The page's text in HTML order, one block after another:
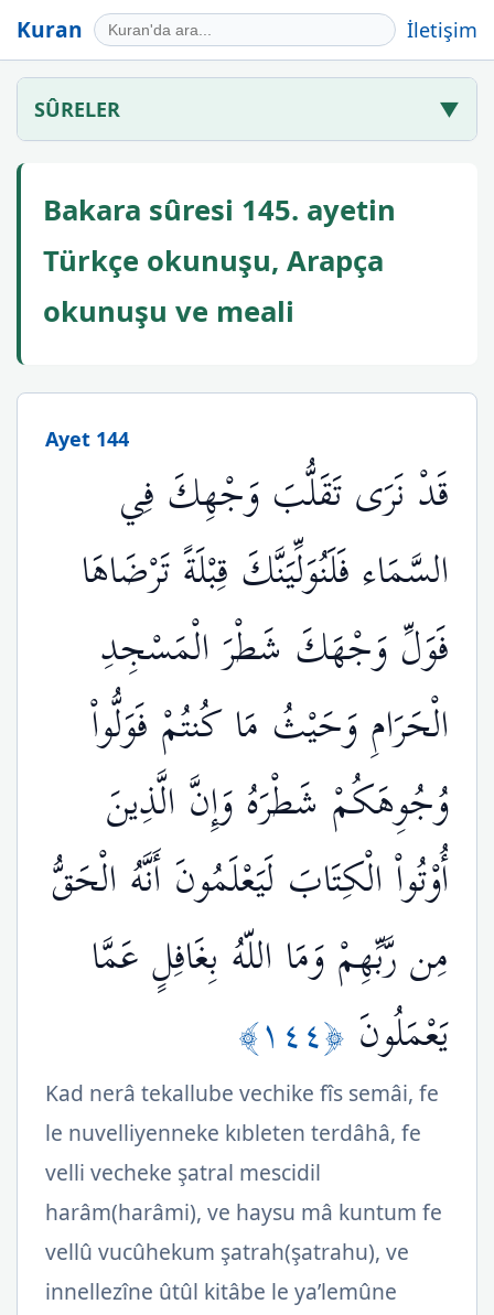
Kuran İletişim
SÛRELER ▼
Bakara sûresi 145. ayetin
Türkçe okunuşu, Arapça
okunuşu ve meali
Ayet 144
قَدْ نَرَى تَقَلُّبَ وَجْهِكَ فِي
السَّمَاء فَلَنُوَلِّيَنَّكَ قِبْلَةً تَرْضَاهَا
فَوَلِّ وَجْهَكَ شَطْرَ الْمَسْجِدِ
الْحَرَامِ وَحَيْثُ مَا كُنتُمْ فَوَلُّواْ
وُجُوِهَكُمْ شَطْرَهُ وَإِنَّ الَّذِينَ
أُوْتُواْ الْكِتَابَ لَيَعْلَمُونَ أَنَّهُ الْحَقُّ
مِن رَّبِّهِمْ وَمَا اللّهُ بِغَافِلٍ عَمَّا
يَعْمَلُونَ ﴿١٤٤﴾
Kad nerâ tekallube vechike fîs semâi, fe
le nuvelliyenneke kıbleten terdâhâ, fe
velli vecheke şatral mescidil
harâm(harâmi), ve haysu mâ kuntum fe
vellû vucûhekum şatrah(şatrahu), ve
innellezîne ûtûl kitâbe le ya’lemûne